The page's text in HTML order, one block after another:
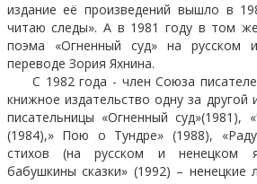
издание её произведений вышло в
читаю следы». А в 1981 году в том
поэма «Огненный суд» на русском
переводе Зория Яхнина.
С 1982 года - член Союза
книжное издательство одну за другой
писательницы «Огненный суд»(1981),
(1984),» Пою о Тундре» (1988),
стихов (на русском и ненецком
бабушкины сказки» (1992) – ненецкие